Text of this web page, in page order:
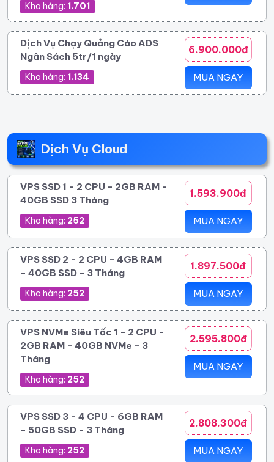
Kho hàng: 1.701
Dịch Vụ Chạy Quảng Cáo ADS
Ngân Sách 5tr/1 ngày
Kho hàng: 1.134
6.900.000đ
MUA NGAY
Dịch Vụ Cloud
VPS SSD 1 - 2 CPU - 2GB RAM -
40GB SSD 3 Tháng
Kho hàng: 252
1.593.900đ
MUA NGAY
VPS SSD 2 - 2 CPU - 4GB RAM
- 40GB SSD - 3 Tháng
Kho hàng: 252
1.897.500đ
MUA NGAY
VPS NVMe Siêu Tốc 1 - 2 CPU -
2GB RAM - 40GB NVMe - 3
Tháng
Kho hàng: 252
2.595.800đ
MUA NGAY
VPS SSD 3 - 4 CPU - 6GB RAM
- 50GB SSD - 3 Tháng
Kho hàng: 252
2.808.300đ
MUA NGAY